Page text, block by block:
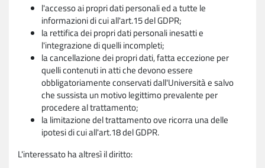
l'accesso ai propri dati personali ed a tutte le
informazioni di cui all'art.15 del GDPR;
la rettifica dei propri dati personali inesatti e
l'integrazione di quelli incompleti;
la cancellazione dei propri dati, fatta eccezione per
quelli contenuti in atti che devono essere
obbligatoriamente conservati dall'Università e salvo
che sussista un motivo legittimo prevalente per
procedere al trattamento;
la limitazione del trattamento ove ricorra una delle
ipotesi di cui all'art.18 del GDPR.
L'interessato ha altresì il diritto: